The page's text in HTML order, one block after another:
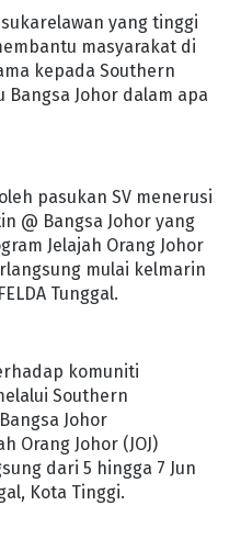
yang tinggi
masyarakat di
kepada Southern
Johor dalam apa
pasukan SV menerusi
@ Bangsa Johor yang
Jelajah Orang Johor
mulai kelmarin
Tunggal.
komuniti
Southern
Johor
Orang Johor (JOJ)
dari 5 hingga 7 Jun
Kota Tinggi.